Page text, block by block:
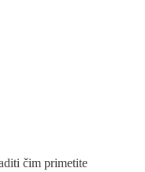
čim primetite